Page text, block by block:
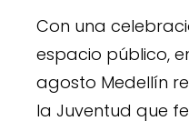
Con una
espacio público,
agosto Medellín
la Juventud que